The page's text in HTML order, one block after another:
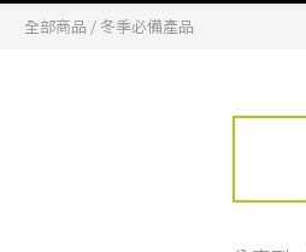
全部商品 / 冬季必備產品